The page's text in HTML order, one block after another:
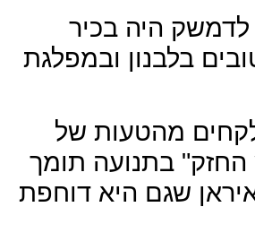
לדמשק היה בכיר
בלבנון ובמפלגת
מהטעות של
בתנועה תומך
שגם היא דוחפת